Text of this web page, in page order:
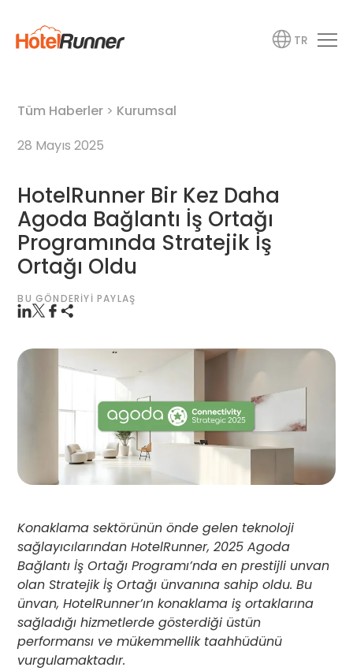
TR
Tüm Haberler > Kurumsal
28 Mayıs 2025
HotelRunner Bir Kez Daha
Agoda Bağlantı İş Ortağı
Programında Stratejik İş
Ortağı Oldu
BU GÖNDERIYI PAYLAŞ
Konaklama sektörünün önde gelen teknoloji
sağlayıcılarından HotelRunner, 2025 Agoda
Bağlantı İş Ortağı Programı’nda en prestijli unvan
olan Stratejik İş Ortağı ünvanına sahip oldu. Bu
ünvan, HotelRunner’ın konaklama iş ortaklarına
sağladığı hizmetlerde gösterdiği üstün
performansı ve mükemmellik taahhüdünü
vurgulamaktadır.